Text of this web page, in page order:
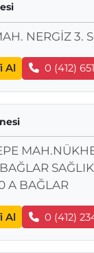
NERGİZ 3.
Al 0 (412)
A BAĞLAR
Al 0 (412)